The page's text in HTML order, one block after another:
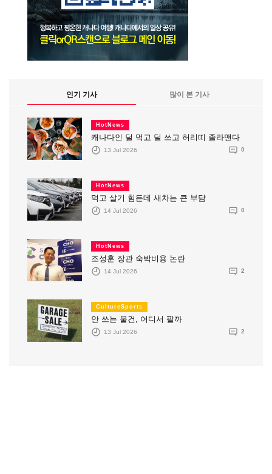
인기 기사 많이 본 기사
HotNews
캐나다인 덜 먹고 덜 쓰고 허리띠 졸라맨다
13 Jul 2026 0
HotNews
먹고 살기 힘든데 새차는 큰 부담
14 Jul 2026 0
HotNews
조성훈 장관 숙박비용 논란
14 Jul 2026 2
CultureSports
안 쓰는 물건, 어디서 팔까
13 Jul 2026 2